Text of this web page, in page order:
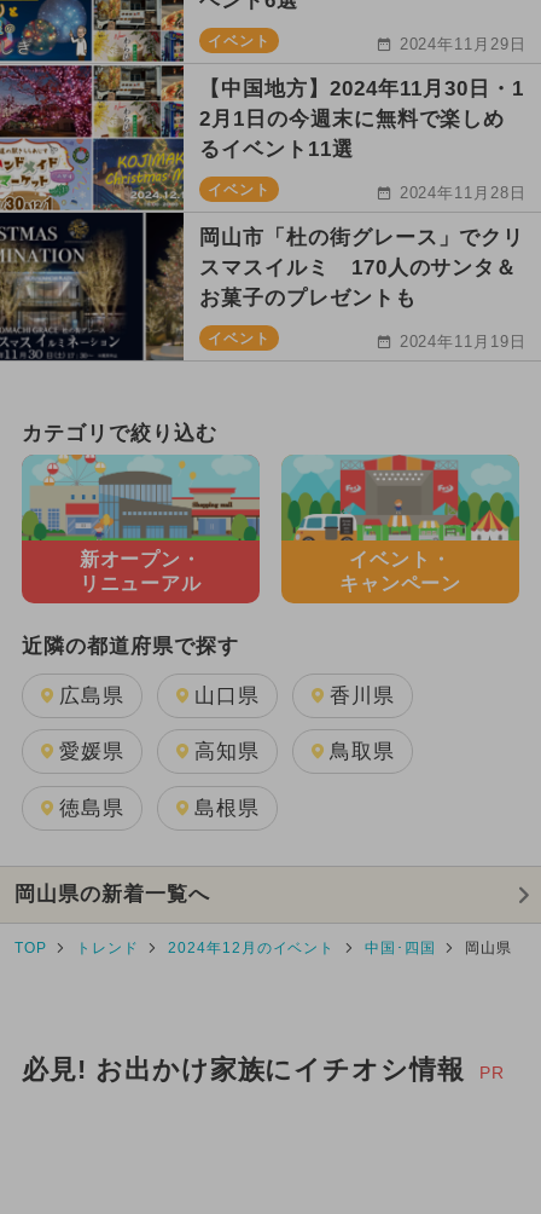
イベント 2024年11月29日
【中国地方】2024年11月30日・1
2月1日の今週末に無料で楽しめ
るイベント11選
イベント 2024年11月28日
岡山市「杜の街グレース」でクリ
スマスイルミ 170人のサンタ＆
お菓子のプレゼントも
イベント 2024年11月19日
カテゴリで絞り込む
新オープン・
リニューアル
イベント・
キャンペーン
近隣の都道府県で探す
広島県 山口県 香川県
愛媛県 高知県 鳥取県
徳島県 島根県
岡山県の新着一覧へ
TOP トレンド 2024年12月のイベント 中国･四国 岡山県
必見! お出かけ家族にイチオシ情報 PR